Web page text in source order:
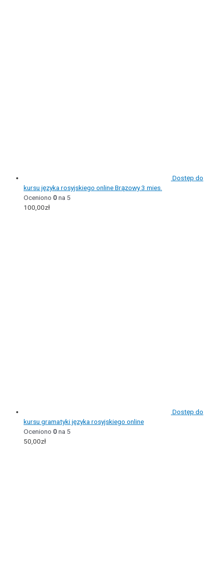
Dostęp do
kursu języka rosyjskiego online Brązowy 3 mies.
Oceniono 0na 5
100,00zł
Dostęp do
kursu gramatyki języka rosyjskiego online
Oceniono 0na 5
50,00zł